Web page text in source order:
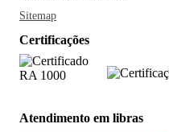
Sitemap
Certificações
Atendimento em libras